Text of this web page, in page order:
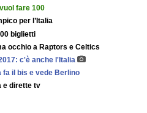
fare 100
per l’Italia
biglietti
occhio a Raptors e Celtics
c'è anche l'Italia
fa il bis e vede Berlino
e dirette tv